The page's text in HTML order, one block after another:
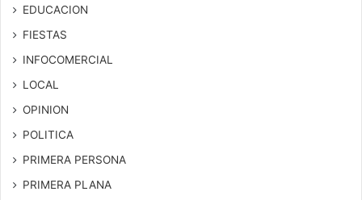
EDUCACION
FIESTAS
INFOCOMERCIAL
LOCAL
OPINION
POLITICA
PRIMERA PERSONA
PRIMERA PLANA